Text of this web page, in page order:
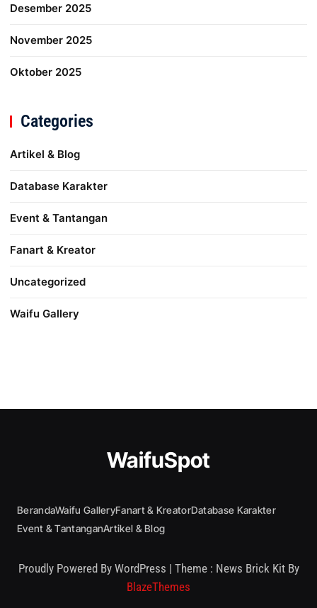
Desember 2025
November 2025
Oktober 2025
Categories
Artikel & Blog
Database Karakter
Event & Tantangan
Fanart & Kreator
Uncategorized
Waifu Gallery
WaifuSpot
BerandaWaifu GalleryFanart & KreatorDatabase Karakter
Event & TantanganArtikel & Blog
Proudly Powered By WordPress | Theme : News Brick Kit By
BlazeThemes